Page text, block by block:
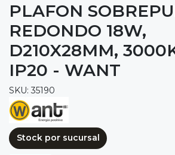
PLAFON
REDONDO 18W,
D210X28MM,
IP20 - WANT
SKU: 35190
Stock por sucursal